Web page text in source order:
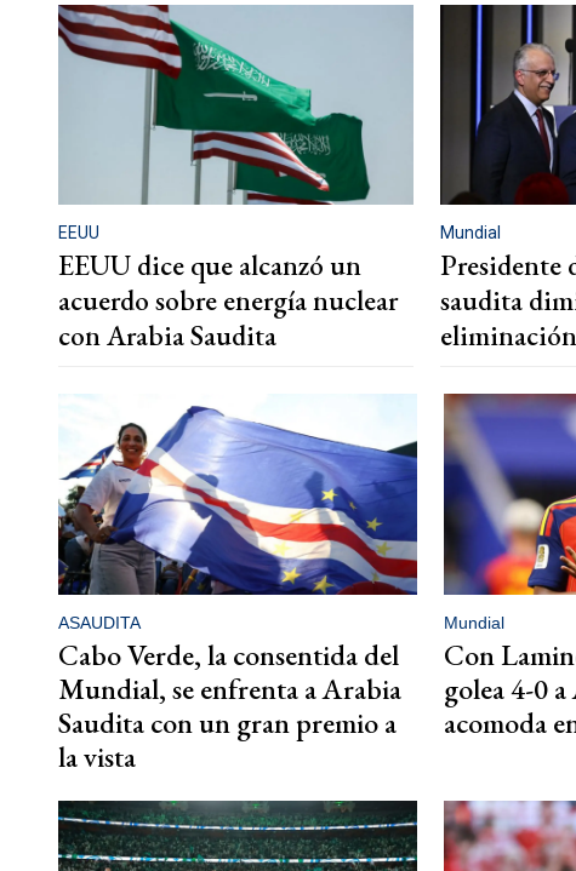
EEUU
EEUU dice que alcanzó un
acuerdo sobre energía nuclear
con Arabia Saudita
Mundial
Presidente
saudita
ASAUDITA
Cabo Verde, la consentida del
Mundial, se enfrenta a Arabia
Saudita con un gran premio a
la vista
Mundial
Con
golea 4-0
acomoda